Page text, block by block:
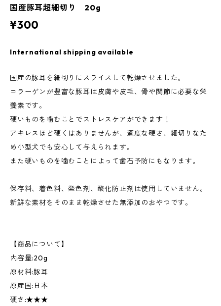
国産豚耳超細切り 20g
¥300
International shipping available
国産の豚耳を細切りにスライスして乾燥させました。
コラーゲンが豊富な豚耳は皮膚や皮毛、骨や関節に必要な栄
養素です。
硬いものを噛むことでストレスケアができます！
アキレスほど硬くはありませんが、適度な硬さ、細切りなた
め小型犬でも安心して与えられます。
また硬いものを噛むことによって歯石予防にもなります。
保存料、着色料、発色剤、酸化防止剤は使用していません。
新鮮な素材をそのまま乾燥させた無添加のおやつです。
【商品について】
内容量:20g
原材料:豚耳
原産国:日本
硬さ:★★★